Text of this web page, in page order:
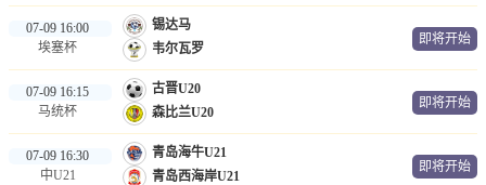
足球新闻
篮球新闻
体育词条
07-09 16:00
埃塞杯
锡达马
韦尔瓦罗
即将开始
07-09 16:15
马统杯
古晋U20
森比兰U20
即将开始
07-09 16:30
中U21
青岛海牛U21
青岛西海岸U21
即将开始